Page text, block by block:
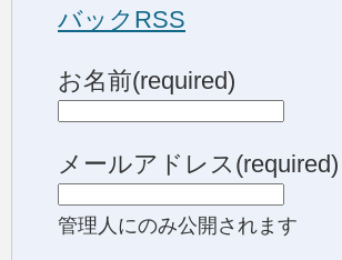
バックRSS
お名前(required)
メールアドレス(required)
管理人にのみ公開されます